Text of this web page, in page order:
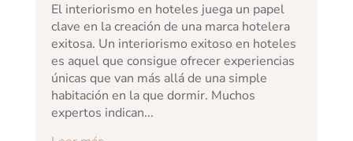
El interiorismo en hoteles juega un papel
clave en la creación de una marca hotelera
exitosa. Un interiorismo exitoso en hoteles
es aquel que consigue ofrecer experiencias
únicas que van más allá de una simple
habitación en la que dormir. Muchos
expertos indican...